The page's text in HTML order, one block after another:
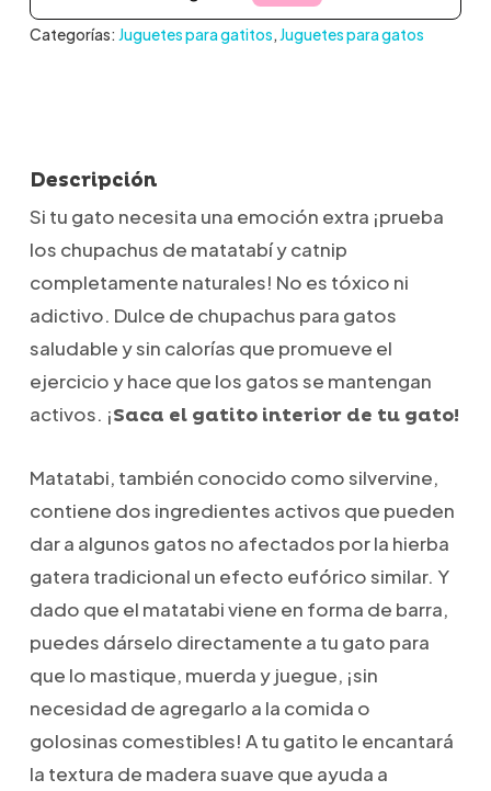
Categorías: Juguetes para gatitos, Juguetes para gatos
Descripción
Si tu gato necesita una emoción extra ¡prueba
los chupachus de matatabí y catnip
completamente naturales! No es tóxico ni
adictivo. Dulce de chupachus para gatos
saludable y sin calorías que promueve el
ejercicio y hace que los gatos se mantengan
activos. ¡Saca el gatito interior de tu gato!
Matatabi, también conocido como silvervine,
contiene dos ingredientes activos que pueden
dar a algunos gatos no afectados por la hierba
gatera tradicional un efecto eufórico similar. Y
dado que el matatabi viene en forma de barra,
puedes dárselo directamente a tu gato para
que lo mastique, muerda y juegue, ¡sin
necesidad de agregarlo a la comida o
golosinas comestibles! A tu gatito le encantará
la textura de madera suave que ayuda a